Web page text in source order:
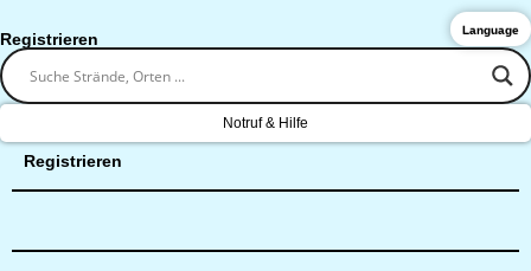
Registrieren
Notruf & Hilfe
Registrieren
Language